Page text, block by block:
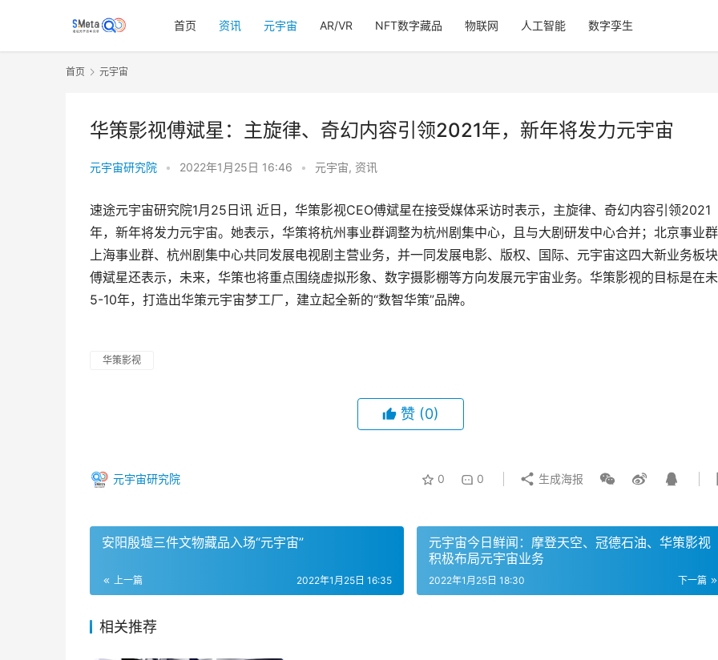
首页 资讯 元宇宙 AR/VR NFT数字藏品 物联网 人工智能 数字孪生
首页 元宇宙
华策影视傅斌星：主旋律、奇幻内容引领2021年，新年将发力元宇宙
元宇宙研究院 • 2022年1月25日 16:46 • 元宇宙, 资讯
速途元宇宙研究院1月25日讯 近日，华策影视CEO傅斌星在接受媒体采访时表示，主旋律、奇幻内容引领2021
年，新年将发力元宇宙。她表示，华策将杭州事业群调整为杭州剧集中心，且与大剧研发中心合并；北京事业
上海事业群、杭州剧集中心共同发展电视剧主营业务，并一同发展电影、版权、国际、元宇宙这四大新业务板
傅斌星还表示，未来，华策也将重点围绕虚拟形象、数字摄影棚等方向发展元宇宙业务。华策影视的目标是在
5-10年，打造出华策元宇宙梦工厂，建立起全新的“数智华策”品牌。
华策影视
赞 (0)
元宇宙研究院 0 0 生成海报
安阳殷墟三件文物藏品入场“元宇宙”
上一篇 2022年1月25日 16:35
元宇宙今日鲜闻：摩登天空、冠德石油、华策影视
积极布局元宇宙业务
下一篇
2022年1月25日 18:30
相关推荐